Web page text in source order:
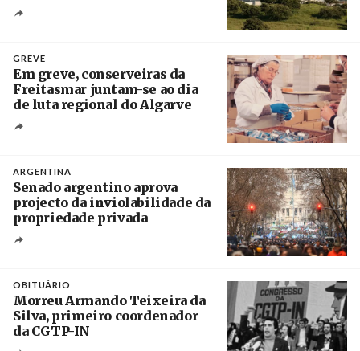
GREVE
Em greve, conserveiras da
Freitasmar juntam-se ao dia
de luta regional do Algarve
ARGENTINA
Senado argentino aprova
projecto da inviolabilidade da
propriedade privada
OBITUÁRIO
Morreu Armando Teixeira da
Silva, primeiro coordenador
da CGTP-IN